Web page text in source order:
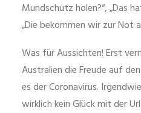
Mundschutz holen?“, „Das
„Die bekommen wir zur Not
Was für Aussichten! Erst
Australien die Freude auf
es der Coronavirus.
wirklich kein Glück mit der